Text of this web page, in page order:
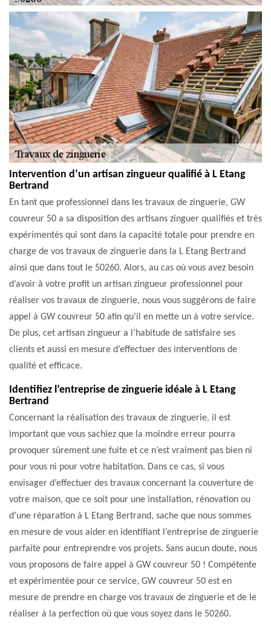
Intervention d’un artisan zingueur qualifié à L Etang
Bertrand
En tant que professionnel dans les travaux de zinguerie, GW
couvreur 50 a sa disposition des artisans zinguer qualifiés et très
expérimentés qui sont dans la capacité totale pour prendre en
charge de vos travaux de zinguerie dans la L Etang Bertrand
ainsi que dans tout le 50260. Alors, au cas où vous avez besoin
d’avoir à votre profit un artisan zingueur professionnel pour
réaliser vos travaux de zinguerie, nous vous suggérons de faire
appel à GW couvreur 50 afin qu’il en mette un à votre service.
De plus, cet artisan zingueur a l’habitude de satisfaire ses
clients et aussi en mesure d’effectuer des interventions de
qualité et efficace.
Identifiez l’entreprise de zinguerie idéale à L Etang
Bertrand
Concernant la réalisation des travaux de zinguerie, il est
important que vous sachiez que la moindre erreur pourra
provoquer sûrement une fuite et ce n’est vraiment pas bien ni
pour vous ni pour votre habitation. Dans ce cas, si vous
envisager d’effectuer des travaux concernant la couverture de
votre maison, que ce soit pour une installation, rénovation ou
d’une réparation à L Etang Bertrand, sache que nous sommes
en mesure de vous aider en identifiant l’entreprise de zinguerie
parfaite pour entreprendre vos projets. Sans aucun doute, nous
vous proposons de faire appel à GW couvreur 50 ! Compétente
et expérimentée pour ce service, GW couvreur 50 est en
mesure de prendre en charge vos travaux de zinguerie et de le
réaliser à la perfection où que vous soyez dans le 50260.